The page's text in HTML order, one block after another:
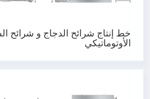
خط إنتاج شرائح الدجاج و شرائح
الأوتوماتيكي